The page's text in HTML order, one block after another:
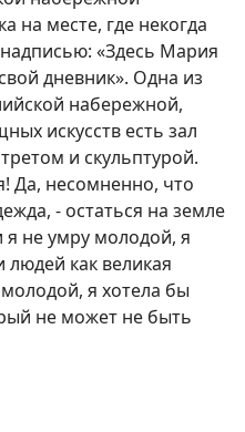
на месте, где некогда
«Здесь Мария
дневник». Одна из
набережной,
искусств есть зал
и скульптурой.
Да, несомненно, что
- остаться на земле
я не умру молодой, я
людей как великая
я хотела бы
не может не быть